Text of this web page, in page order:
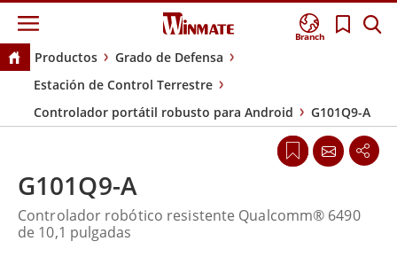
Branch
Productos
Grado de Defensa
Estación de Control Terrestre
Controlador portátil robusto para Android
G101Q9-A
G101Q9-A
Controlador robótico resistente Qualcomm® 6490
de 10,1 pulgadas